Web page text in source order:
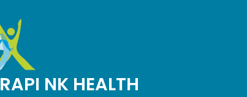
NK HEALTH